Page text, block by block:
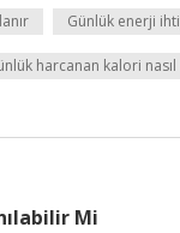
Günlük enerji
harcanan kalori
Mi